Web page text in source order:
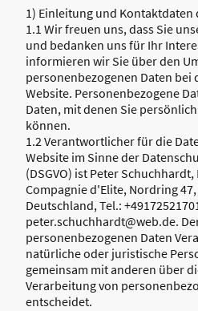
1) Einleitung und Kontaktdaten
1.1 Wir freuen uns, dass Sie
und bedanken uns für Ihr
informieren wir Sie über den
personenbezogenen Daten bei
Website. Personenbezogene
Daten, mit denen Sie
können.
1.2 Verantwortlicher für die
Website im Sinne der
(DSGVO) ist Peter
Compagnie d'Elite, Nordring
Deutschland, Tel.:
peter.schuchhardt@web.de.
personenbezogenen Daten
natürliche oder juristische
gemeinsam mit anderen über
Verarbeitung von
entscheidet.